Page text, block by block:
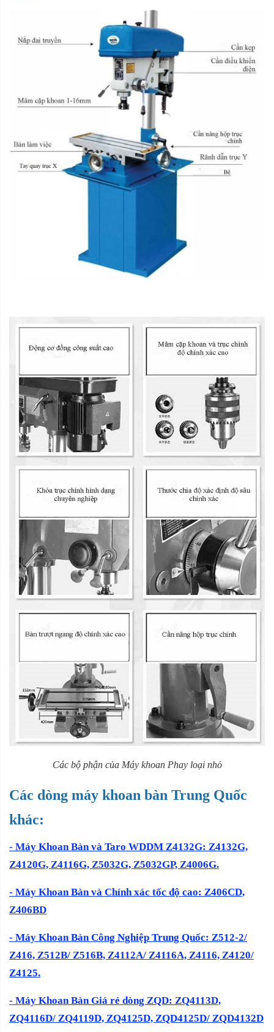
Các bộ phận của Máy khoan Phay loại nhỏ
Các dòng máy khoan bàn Trung Quốc
khác:
- Máy Khoan Bàn và Taro WDDM Z4132G: Z4132G,
Z4120G, Z4116G, Z5032G, Z5032GP, Z4006G.
- Máy Khoan Bàn và Chính xác tốc độ cao: Z406CD,
Z406BD
- Máy Khoan Bàn Công Nghiệp Trung Quốc: Z512-2/
Z416, Z512B/ Z516B, Z4112A/ Z4116A, Z4116, Z4120/
Z4125.
- Máy Khoan Bàn Giá rẻ dòng ZQD: ZQ4113D,
ZQ4116D/ ZQ4119D, ZQ4125D, ZQD4125D/ ZQD4132D